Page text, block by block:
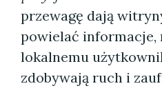
przewagę dają
powielać informacje,
lokalnemu
zdobywają ruch i